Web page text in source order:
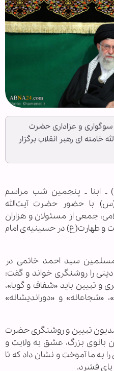
و عزاداری حضرت
ای رهبر انقلاب برگزار
ـ ابنا ـ پنجمین شب مراسم
با حضور حضرت آیت‌الله
جمعی از مسئولان و هزاران
و طهارت(ع) در حسینیه‌ی امام
سید احمد خاتمی در
دینی را روشنگری خواند و گفت:
و تبیین باید «شفاف و گویا»،
و «دوراندیشانه»
مدیون تبیین و روشنگری حضرت
بانوی بزرگ، عشق به ولایت و
به ما آموخت و نشان داد که تا
فشرد.